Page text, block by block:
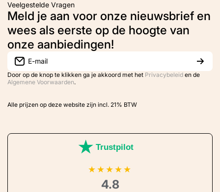
Veelgestelde Vragen
Meld je aan voor onze nieuwsbrief en
wees als eerste op de hoogte van
onze aanbiedingen!
E-mail
Door op de knop te klikken ga je akkoord met het Privacybeleid en de
Algemene Voorwaarden.
Alle prijzen op deze website zijn incl. 21% BTW
Trustpilot
★★★★★
4.8